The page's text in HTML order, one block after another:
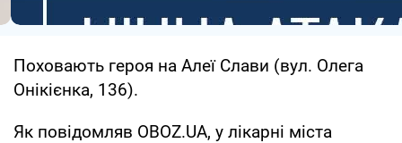
Поховають героя на Алеї Слави (вул. Олега
Онікієнка, 136).
Як повідомляв OBOZ.UA, у лікарні міста